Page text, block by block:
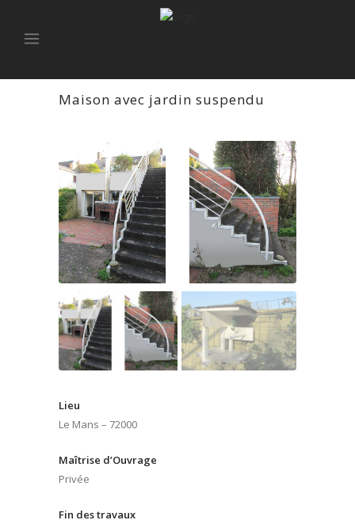
Maison avec jardin suspendu
Lieu
Le Mans – 72000
Maîtrise d’Ouvrage
Privée
Fin des travaux